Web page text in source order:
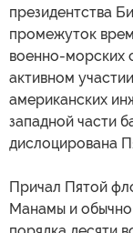
президентства
промежуток
военно-морских
активном
американских
западной части
дислоцирована
Причал Пятой
Манамы и обычно